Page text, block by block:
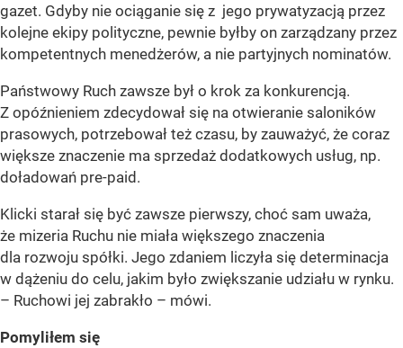
gazet. Gdyby nie ociąganie się z jego prywatyzacją przez
kolejne ekipy polityczne, pewnie byłby on zarządzany przez
kompetentnych menedżerów, a nie partyjnych nominatów.
Państwowy Ruch zawsze był o krok za konkurencją.
Z opóźnieniem zdecydował się na otwieranie saloników
prasowych, potrzebował też czasu, by zauważyć, że coraz
większe znaczenie ma sprzedaż dodatkowych usług, np.
doładowań pre-paid.
Klicki starał się być zawsze pierwszy, choć sam uważa,
że mizeria Ruchu nie miała większego znaczenia
dla rozwoju spółki. Jego zdaniem liczyła się determinacja
w dążeniu do celu, jakim było zwiększanie udziału w rynku.
– Ruchowi jej zabrakło – mówi.
Pomyliłem się